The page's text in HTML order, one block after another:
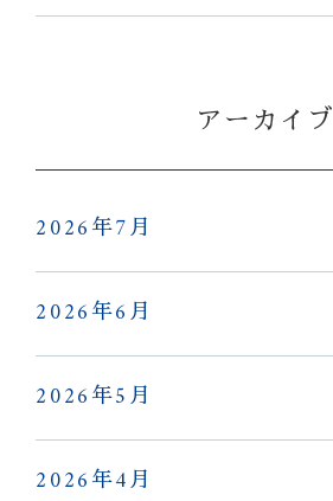
アーカイブ
2026年7月
2026年6月
2026年5月
2026年4月